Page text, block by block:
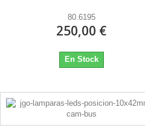
80.6195
250,00 €
En Stock